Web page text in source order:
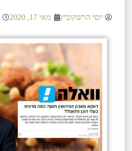
יוסי הרשקוביץ מאי 17, 2020